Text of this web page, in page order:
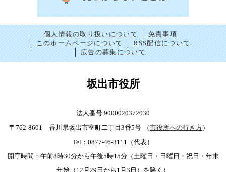
個人情報の取り扱いについて
免責事項
このホームページについて
RSS配信について
広告の募集について
坂出市役所
法人番号 9000020372030
〒762-8601 香川県坂出市室町二丁目3番5号
（市役所への行き方）
Tel：0877-46-3111（代表）
開庁時間：午前8時30分から午後5時15分（土曜日・日曜日・祝日・年末
年始（12月29日から1月3日）を除く）